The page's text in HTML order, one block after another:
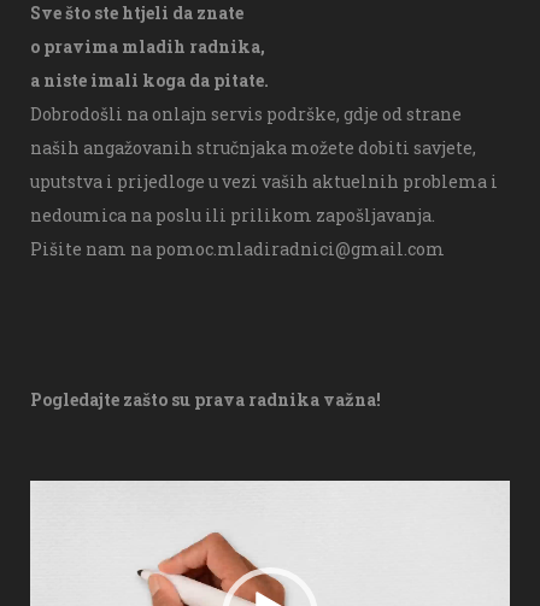
Sve što ste htjeli da znate
o pravima mladih radnika,
a niste imali koga da pitate.
Dobrodošli na onlajn servis podrške, gdje od strane
naših angažovanih stručnjaka možete dobiti savjete,
uputstva i prijedloge u vezi vaših aktuelnih problema i
nedoumica na poslu ili prilikom zapošljavanja.
Pišite nam na pomoc.mladiradnici@gmail.com
Pogledajte zašto su prava radnika važna!